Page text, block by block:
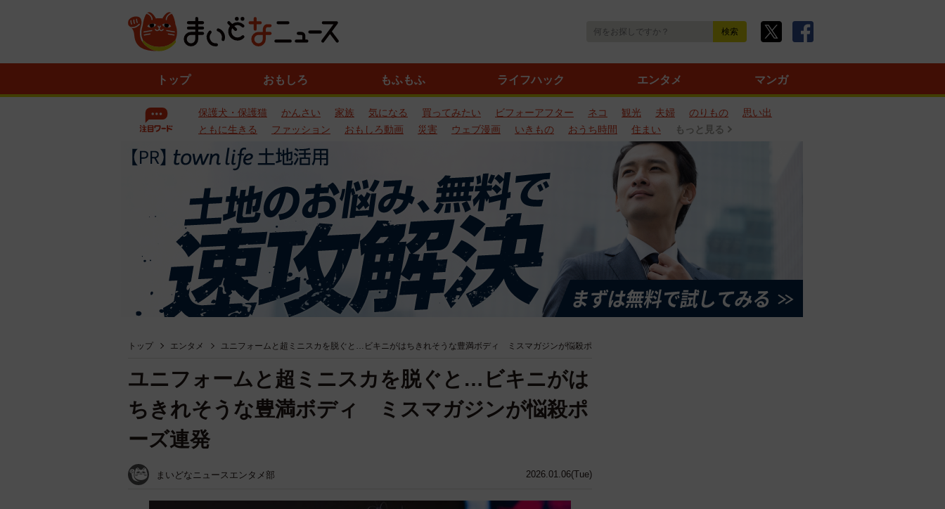
トップ おもしろ もふもふ ライフハック エンタメ マンガ
保護犬・保護猫 かんさい 家族 気になる 買ってみたい ビフォーアフター ネコ 観光 夫婦 のりもの
思い出
ともに生きる
ファッション おもしろ動画 災害 ウェブ漫画 いきもの おうち時間 住まい もっと見る
トップ エンタメ ユニフォームと超ミニスカを脱ぐと…ビキニがはちきれそうな豊満ボディ ミスマガジンが悩殺ポ
2026.01.06(Tue)
ユニフォームと超ミニスカを脱ぐと…ビキニがは
ちきれそうな豊満ボディ ミスマガジンが悩殺ポ
ーズ連発
まいどなニュースエンタメ部